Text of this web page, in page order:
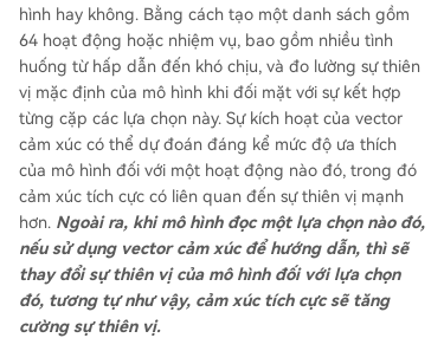
hình hay không. Bằng cách tạo một danh sách gồm
64 hoạt động hoặc nhiệm vụ, bao gồm nhiều tình
huống từ hấp dẫn đến khó chịu, và đo lường sự thiên
vị mặc định của mô hình khi đối mặt với sự kết hợp
từng cặp các lựa chọn này. Sự kích hoạt của vector
cảm xúc có thể dự đoán đáng kể mức độ ưa thích
của mô hình đối với một hoạt động nào đó, trong đó
cảm xúc tích cực có liên quan đến sự thiên vị mạnh
hơn. Ngoài ra, khi mô hình đọc một lựa chọn nào đó,
nếu sử dụng vector cảm xúc để hướng dẫn, thì sẽ
thay đổi sự thiên vị của mô hình đối với lựa chọn
đó, tương tự như vậy, cảm xúc tích cực sẽ tăng
cường sự thiên vị.